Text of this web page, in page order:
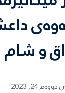
و شام
24, 2023